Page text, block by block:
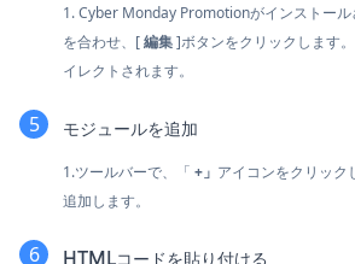
1. Cyber Monday Promotionがインストー
を合わせ、[編集]ボタンをクリックします
イレクトされます。
モジュールを追加
1.ツールバーで、「 +」 アイコンをクリック
追加します。
HTMLコードを貼り付ける